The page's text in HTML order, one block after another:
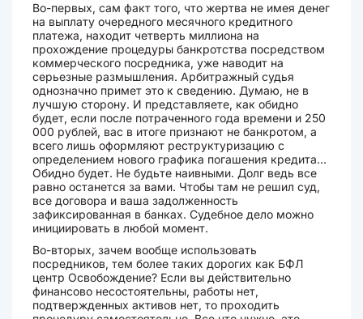
Во-первых, сам факт того, что жертва не имея денег
на выплату очередного месячного кредитного
платежа, находит четверть миллиона на
прохождение процедуры банкротства посредством
коммерческого посредника, уже наводит на
серьезные размышления. Арбитражный судья
однозначно примет это к сведению. Думаю, не в
лучшую сторону. И представляете, как обидно
будет, если после потраченного года времени и 250
000 рублей, вас в итоге признают не банкротом, а
всего лишь оформляют реструктуризацию с
определением нового графика погашения кредита...
Обидно будет. Не будьте наивными. Долг ведь все
равно останется за вами. Чтобы там не решил суд,
все договора и ваша задолженность
зафиксированная в банках. Судебное дело можно
инициировать в любой момент.
Во-вторых, зачем вообще использовать
посредников, тем более таких дорогих как БФЛ
центр Освобождение? Если вы действительно
финансово несостоятельны, работы нет,
подтвержденных активов нет, то проходить